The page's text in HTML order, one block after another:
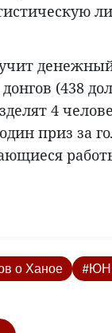
(438
4
приз за
о Ханое